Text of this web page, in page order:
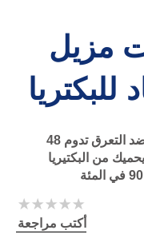
مزيل
ريكسونا المضاد للبكتريا يمنحك حماية ضد التعرق تدوم 48
من البكتيريا
لم
يتم
تقديم
أكتب مراجعة